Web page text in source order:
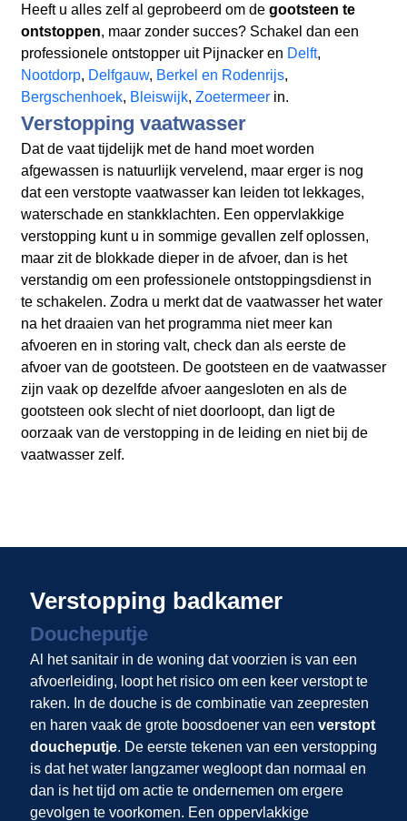
Heeft u alles zelf al geprobeerd om de gootsteen te
ontstoppen, maar zonder succes? Schakel dan een
professionele ontstopper uit Pijnacker en Delft,
Nootdorp, Delfgauw, Berkel en Rodenrijs,
Bergschenhoek, Bleiswijk, Zoetermeerin.
Verstopping vaatwasser
Dat de vaat tijdelijk met de hand moet worden
afgewassen is natuurlijk vervelend, maar erger is nog
dat een verstopte vaatwasser kan leiden tot lekkages,
waterschade en stankklachten. Een oppervlakkige
verstopping kunt u in sommige gevallen zelf oplossen,
maar zit de blokkade dieper in de afvoer, dan is het
verstandig om een professionele ontstoppingsdienst in
te schakelen. Zodra u merkt dat de vaatwasser het water
na het draaien van het programma niet meer kan
afvoeren en in storing valt, check dan als eerste de
afvoer van de gootsteen. De gootsteen en de vaatwasser
zijn vaak op dezelfde afvoer aangesloten en als de
gootsteen ook slecht of niet doorloopt, dan ligt de
oorzaak van de verstopping in de leiding en niet bij de
vaatwasser zelf.
Verstopping badkamer
Doucheputje
Al het sanitair in de woning dat voorzien is van een
afvoerleiding, loopt het risico om een keer verstopt te
raken. In de douche is de combinatie van zeepresten
en haren vaak de grote boosdoener van een verstopt
doucheputje. De eerste tekenen van een verstopping
is dat het water langzamer wegloopt dan normaal en
dan is het tijd om actie te ondernemen om ergere
gevolgen te voorkomen. Een oppervlakkige